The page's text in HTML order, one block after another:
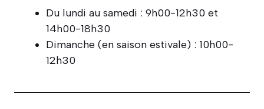
Du lundi au samedi : 9h00-12h30 et
14h00-18h30
Dimanche (en saison estivale) : 10h00-
12h30